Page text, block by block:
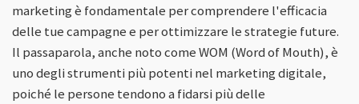
marketing è fondamentale per comprendere l'efficacia
delle tue campagne e per ottimizzare le strategie future.
Il passaparola, anche noto come WOM (Word of Mouth), è
uno degli strumenti più potenti nel marketing digitale,
poiché le persone tendono a fidarsi più delle